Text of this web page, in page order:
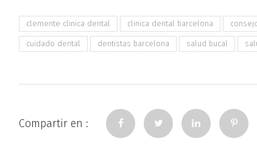
clemente clinica dental clinica dental barcelona
cuidado dental dentistas barcelona salud bucal
Compartir en :